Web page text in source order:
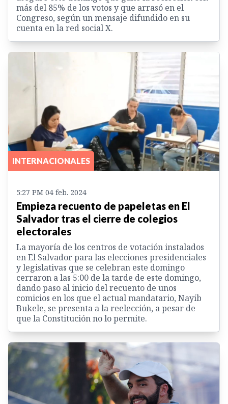
más del 85% de los votos y que arrasó en el
Congreso, según un mensaje difundido en su
cuenta en la red social X.
INTERNACIONALES
5:27 PM 04 feb. 2024
Empieza recuento de papeletas en El
Salvador tras el cierre de colegios
electorales
La mayoría de los centros de votación instalados
en El Salvador para las elecciones presidenciales
y legislativas que se celebran este domingo
cerraron a las 5:00 de la tarde de este domingo,
dando paso al inicio del recuento de unos
comicios en los que el actual mandatario, Nayib
Bukele, se presenta a la reelección, a pesar de
que la Constitución no lo permite.